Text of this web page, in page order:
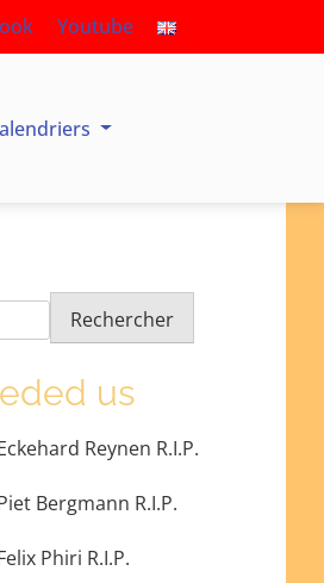
Youtube
Rechercher
us
Reynen R.I.P.
Bergmann R.I.P.
Phiri R.I.P.